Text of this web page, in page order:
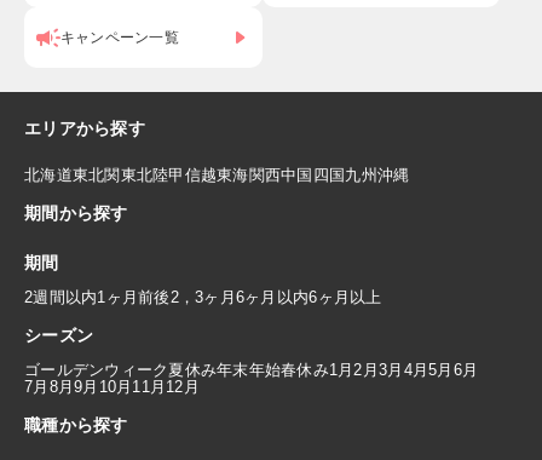
キャンペーン一覧
エリアから探す
北海道東北関東北陸甲信越東海関西中国 四国九州沖縄
期間から探す
期間
2週間以内1ヶ月前後 2，3ヶ月 6ヶ月以内6ヶ月以上
シーズン
ゴールデンウィーク 夏休み年末年始春休み1月 2月3月 4月5月 6月
7月 8月9月 10月 11月 12月
職種から探す